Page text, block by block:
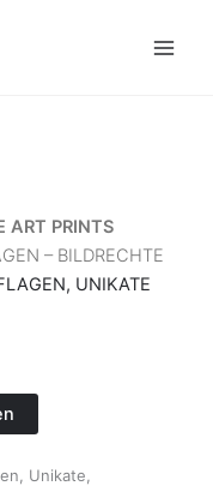
ART PRINTS
– BILDRECHTE
Unikate,